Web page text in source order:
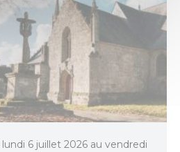
lundi 6 juillet 2026 au vendredi